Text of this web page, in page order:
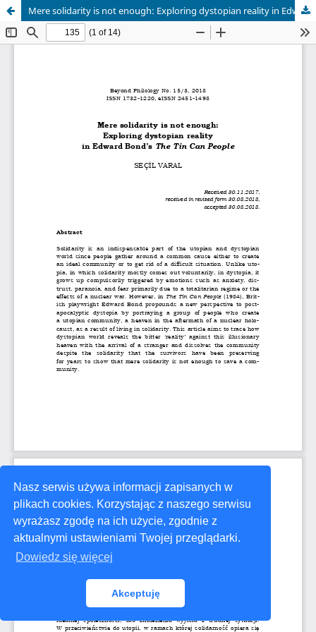
Nasz serwis używa informacji zapisanych w
plikach cookies. Korzystając z naszego serwisu
wyrażasz zgodę na ich użycie, zgodnie z
aktualnymi ustawieniami Twojej przeglądarki.
Dowiedz się więcej
Akceptuję
Mere solidarity is not enough: Exploring dystopian reality in Edward Bond’s 'The Tin Can People'